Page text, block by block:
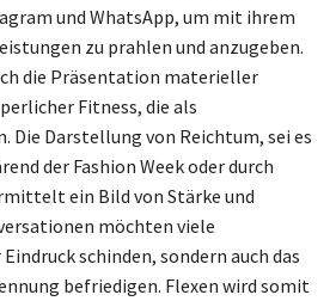
und WhatsApp, um mit ihrem
zu prahlen und anzugeben.
die Präsentation materieller
Fitness, die als
Die Darstellung von Reichtum, sei es
der Fashion Week oder durch
ein Bild von Stärke und
möchten viele
schinden, sondern auch das
befriedigen. Flexen wird somit